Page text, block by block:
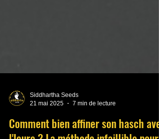
21 mai 2025
7 min de lecture